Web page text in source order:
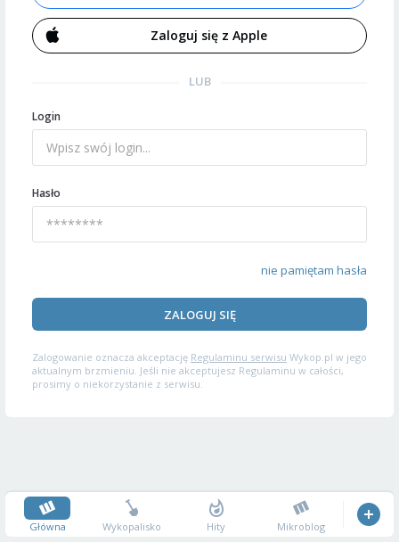
Zaloguj się z Apple
LUB
Login
Hasło
nie pamiętam hasła
ZALOGUJ SIĘ
Zalogowanie oznacza akceptację Regulaminu serwisu Wykop.pl w jego
aktualnym brzmieniu. Jeśli nie akceptujesz Regulaminu w całości,
prosimy o niekorzystanie z serwisu.
Główna Wykopalisko Hity Mikroblog